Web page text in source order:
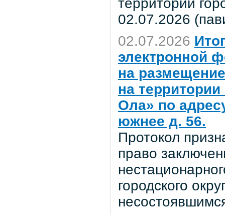
территории
02.07.2026
02.07.2026
электронной
на
на
Ола» по
южнее д. 56.
Протокол
право
городского